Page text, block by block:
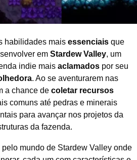
habilidades mais essenciais que
em Stardew Valley, um
indie mais aclamados por seu
. Ao se aventurarem nas
a chance de coletar recursos
comuns até pedras e minerais
para avançar nos projetos da
da fazenda.
mundo de Stardew Valley onde